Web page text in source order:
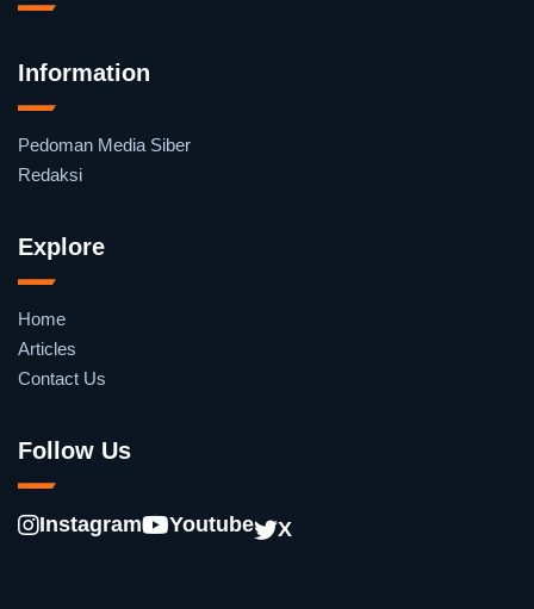
Information
Pedoman Media Siber
Redaksi
Explore
Home
Articles
Contact Us
Follow Us
Instagram Youtube X